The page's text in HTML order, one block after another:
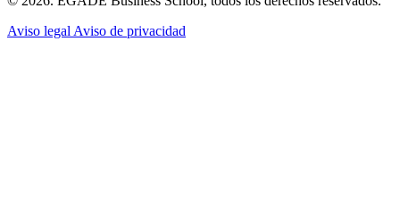
Aviso legal Aviso de privacidad